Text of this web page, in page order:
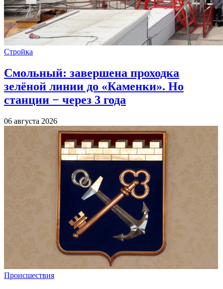
Стройка
Смольный: завершена проходка
зелёной линии до «Каменки». Но
станции − через 3 года
06 августа 2026
Происшествия